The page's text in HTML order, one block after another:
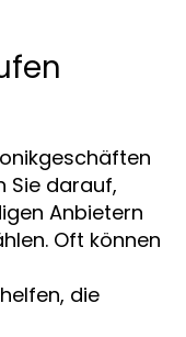
Sie darauf,
Anbietern
Oft können
die